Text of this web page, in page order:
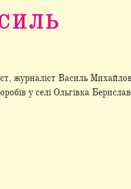
журналіст Василь
у селі Ольгівка